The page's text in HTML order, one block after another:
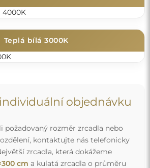
Teplá bílá 3000K
objednávku
požadovaný rozměr zrcadla nebo
kontaktujte nás telefonicky
zrcadla, která dokážeme
cm a kulatá zrcadla o průměru